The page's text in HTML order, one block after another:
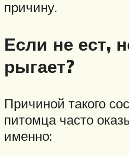
причину.
Если не ест,
рыгает?
Причиной такого
питомца часто
именно: